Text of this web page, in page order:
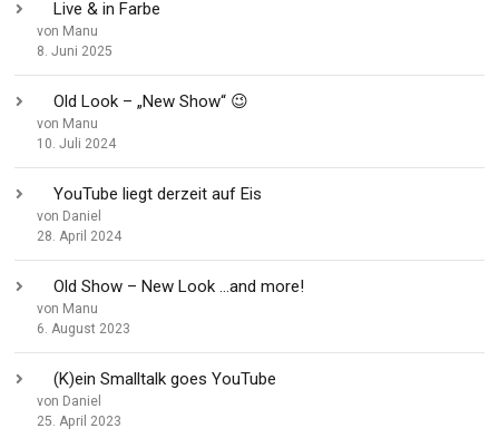
Live & in Farbe
von Manu
8. Juni 2025
Old Look – „New Show“ 😉
von Manu
10. Juli 2024
YouTube liegt derzeit auf Eis
von Daniel
28. April 2024
Old Show – New Look …and more!
von Manu
6. August 2023
(K)ein Smalltalk goes YouTube
von Daniel
25. April 2023